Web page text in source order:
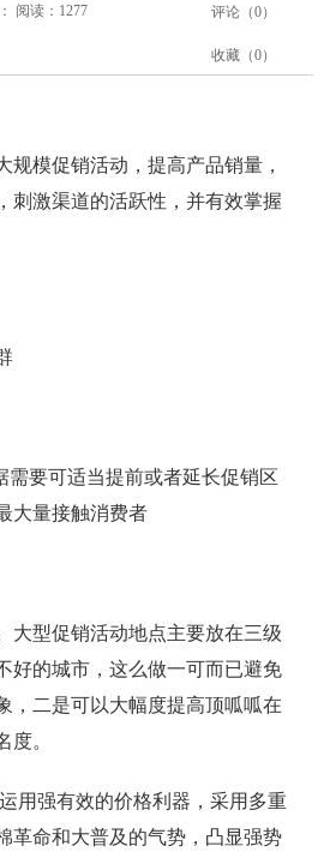
阅读：1277 评论（0）
收藏（0）
规模促销活动，提高产品销量，
刺激渠道的活跃性，并有效掌握
。
群
需要可适当提前或者延长促销区
最大量接触消费者
大型促销活动地点主要放在三级
好的城市，这么做一可而已避免
，二是可以大幅度提高顶呱呱在
名度。
强有效的价格利器，采用多重
革命和大普及的气势，凸显强势